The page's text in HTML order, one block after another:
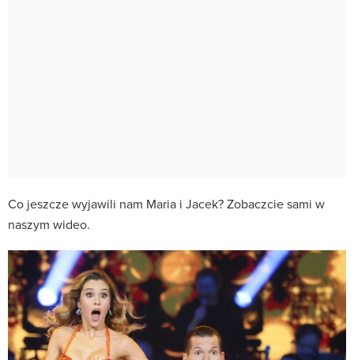
Co jeszcze wyjawili nam Maria i Jacek? Zobaczcie sami w
naszym wideo.